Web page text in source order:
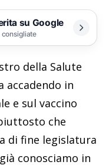
su Google
della Salute
accadendo in
e sul vaccino
che
di fine legislatura
conosciamo in